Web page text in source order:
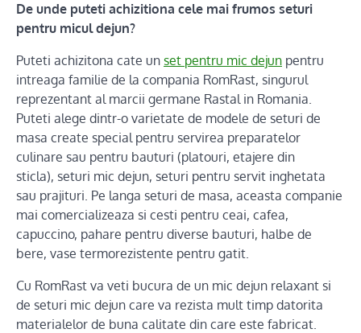
De unde puteti achizitiona cele mai frumos seturi
pentru micul dejun?
Puteti achizitona cate un set pentru mic dejun pentru
intreaga familie de la compania RomRast, singurul
reprezentant al marcii germane Rastal in Romania.
Puteti alege dintr-o varietate de modele de seturi de
masa create special pentru servirea preparatelor
culinare sau pentru bauturi (platouri, etajere din
sticla), seturi mic dejun, seturi pentru servit inghetata
sau prajituri. Pe langa seturi de masa, aceasta companie
mai comercializeaza si cesti pentru ceai, cafea,
capuccino, pahare pentru diverse bauturi, halbe de
bere, vase termorezistente pentru gatit.
Cu RomRast va veti bucura de un mic dejun relaxant si
de seturi mic dejun care va rezista mult timp datorita
materialelor de buna calitate din care este fabricat.